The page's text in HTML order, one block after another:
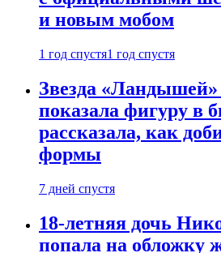
и новым мобом
1 год спустя1 год спустя
Звезда
показала фигуру в
рассказала, как
формы
7 дней спустя
18-летняя дочь
попала на обложку